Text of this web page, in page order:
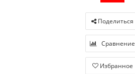
Поделиться
Сравнение
Избранное